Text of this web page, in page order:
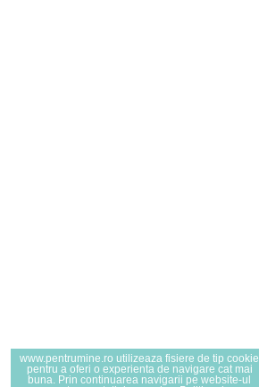
www.pentrumine.ro utilizeaza fisiere de tip cookie
pentru a oferi o experienta de navigare cat mai
buna. Prin continuarea navigarii pe website-ul